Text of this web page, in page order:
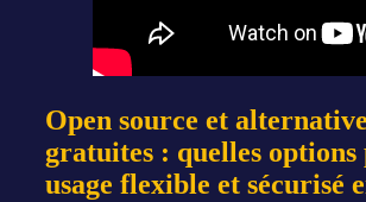
Open source et
gratuites : quelles options
usage flexible et sécurisé